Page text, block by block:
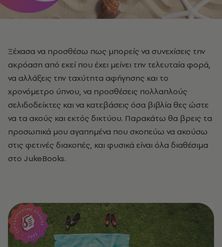
Ξέχασα να προσθέσω πως μπορείς να συνεχίσεις την
ακρόαση από εκεί που έχει μείνει την τελευταία φορά,
να αλλάξεις την ταχύτητα αφήγησης και το
χρονόμετρο ύπνου, να προσθέσεις πολλαπλούς
σελιδοδείκτες και να κατεβάσεις όσα βιβλία θες ώστε
να τα ακούς και εκτός δικτύου. Παρακάτω θα βρεις τα
προσωπικά μου αγαπημένα που σκοπεύω να ακούσω
στις φετινές διακοπές, και φυσικά είναι όλα διαθέσιμα
στο JukeBooks.